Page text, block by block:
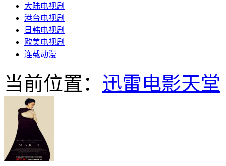
大陆电视剧
港台电视剧
日韩电视剧
欧美电视剧
连载动漫
当前位置： 迅雷电影天堂